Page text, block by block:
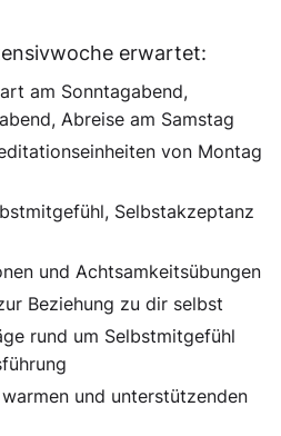
erwartet:
am Sonntagabend,
Abreise am Samstag
von Montag
Selbstakzeptanz
und Achtsamkeitsübungen
Beziehung zu dir selbst
rund um Selbstmitgefühl
und unterstützenden